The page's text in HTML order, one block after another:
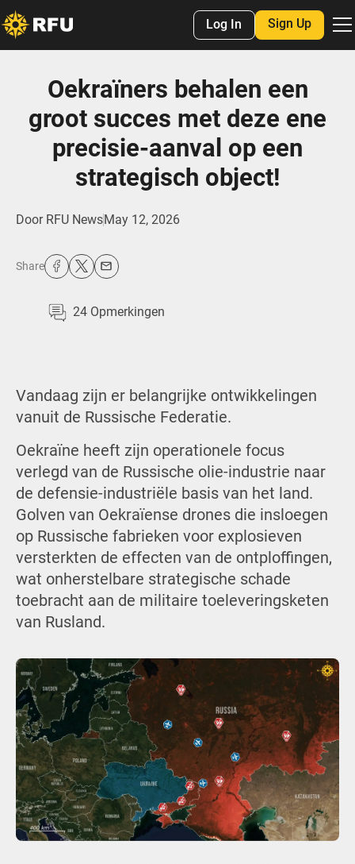
Log In Sign Up
Oekraïners behalen een
groot succes met deze ene
precisie-aanval op een
strategisch object!
Door RFU NewsMay 12, 2026
Share
24 Opmerkingen
Vandaag zijn er belangrijke ontwikkelingen
vanuit de Russische Federatie.
Oekraïne heeft zijn operationele focus
verlegd van de Russische olie-industrie naar
de defensie-industriële basis van het land.
Golven van Oekraïense drones die insloegen
op Russische fabrieken voor explosieven
versterkten de effecten van de ontploffingen,
wat onherstelbare strategische schade
toebracht aan de militaire toeleveringsketen
van Rusland.